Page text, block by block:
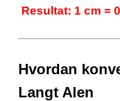
Resultat: 1 cm =
Hvordan
Langt Alen